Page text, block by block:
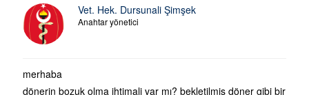
Vet. Hek. Dursunali Şimşek
Anahtar yönetici
merhaba
dönerin bozuk olma ihtimali var mı? bekletilmiş döner gibi bir